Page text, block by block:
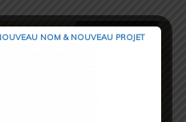
NOM & NOUVEAU PROJET